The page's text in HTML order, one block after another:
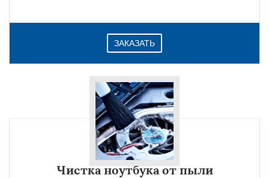
ЗАКАЗАТЬ
Чистка ноутбука от пыли